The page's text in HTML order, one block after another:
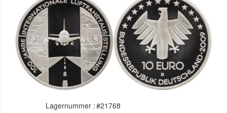
Lagernummer :#21768